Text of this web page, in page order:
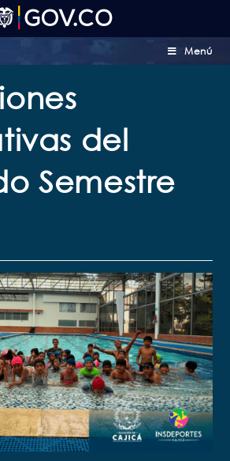
Menú
del
Semestre